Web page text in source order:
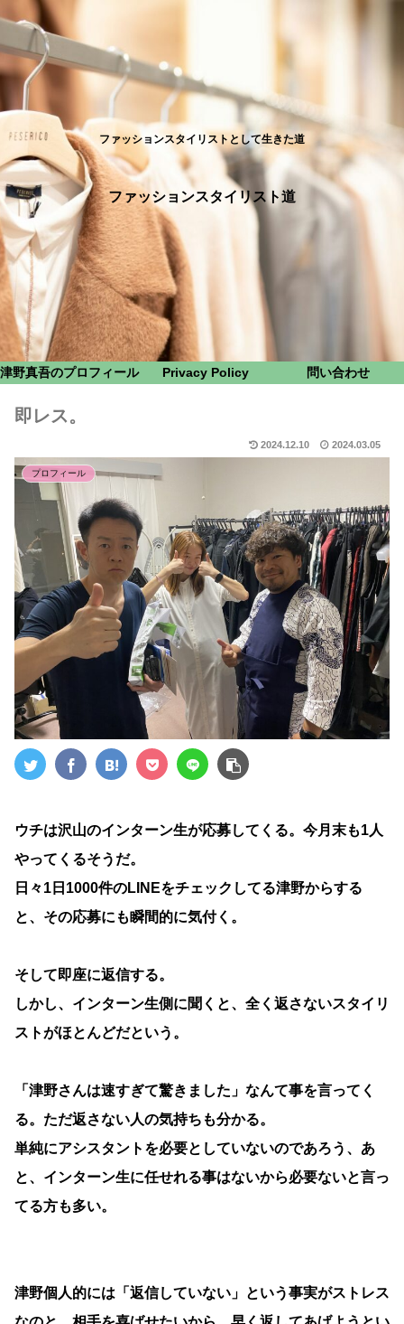
ファッションスタイリストとして生きた道
ファッションスタイリスト道
津野真吾のプロフィール Privacy Policy 問い合わせ
即レス。
2024.12.10 2024.03.05
プロフィール
ウチは沢山のインターン生が応募してくる。今月末も1人
やってくるそうだ。
日々1日1000件のLINEをチェックしてる津野からする
と、その応募にも瞬間的に気付く。
そして即座に返信する。
しかし、インターン生側に聞くと、全く返さないスタイリ
ストがほとんどだという。
「津野さんは速すぎて驚きました」なんて事を言ってく
る。ただ返さない人の気持ちも分かる。
単純にアシスタントを必要としていないのであろう、あ
と、インターン生に任せれる事はないから必要ないと言っ
てる方も多い。
津野個人的には「返信していない」という事実がストレス